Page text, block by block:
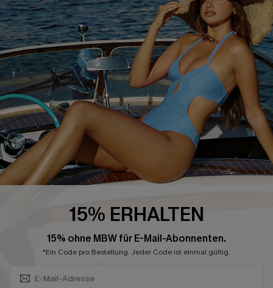
Größenguide
Geschenkkarte
Treueprogramm
Affiliate Programm
Bauchweg
High-Waist
Sommerkleider
Blau-Weiß
4.4
CUPSHE-APP HERUNTERLADEN
15% ERHALTEN
15% ohne MBW für E-Mail-Abonnenten.
*Ein Code pro Bestellung. Jeder Code ist einmal gültig.